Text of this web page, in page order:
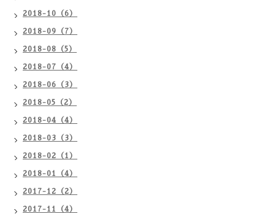
2018-10（6）
2018-09（7）
2018-08（5）
2018-07（4）
2018-06（3）
2018-05（2）
2018-04（4）
2018-03（3）
2018-02（1）
2018-01（4）
2017-12（2）
2017-11（4）